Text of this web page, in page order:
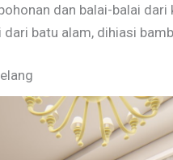
dan balai-balai
batu alam, dihiasi